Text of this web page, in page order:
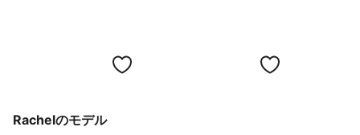
Rachelのモデル